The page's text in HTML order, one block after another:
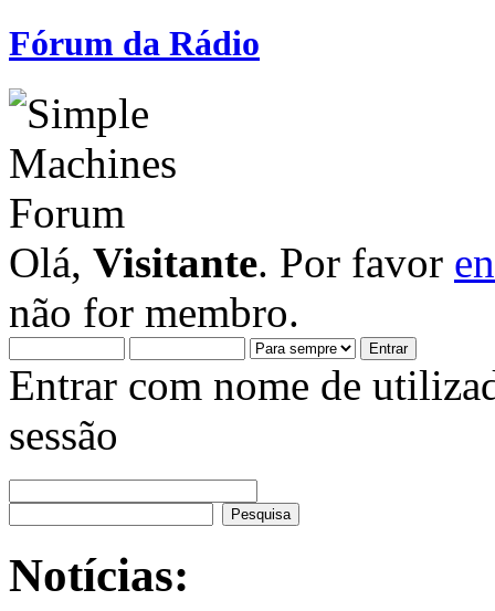
Fórum da Rádio
Olá, Visitante. Por favor
não for membro.
Entrar com nome de
sessão
Notícias: